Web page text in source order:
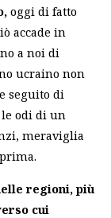
oggi di fatto
accade in
a noi di
ucraino non
seguito di
le odi di un
meraviglia
regioni, più
cui